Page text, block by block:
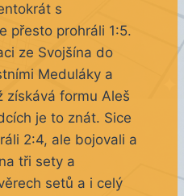
s
přesto prohráli 1:5.
ze Svojšína do
Meduláky a
získává formu Aleš
je to znát. Sice
2:4, ale bojovali a
tři sety a
setů a i celý